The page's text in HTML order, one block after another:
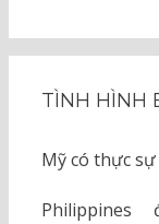
TÌNH HÌNH
Mỹ có thực